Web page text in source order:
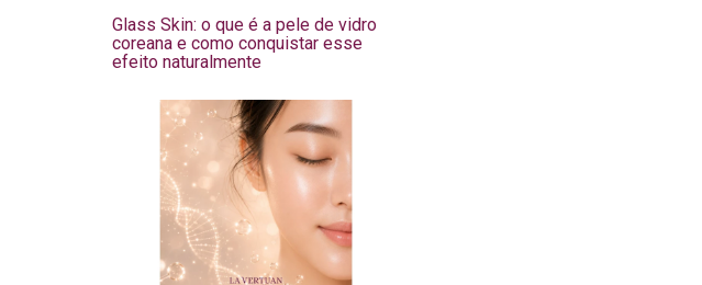
Glass Skin: o que é a pele de vidro
coreana e como conquistar esse
efeito naturalmente